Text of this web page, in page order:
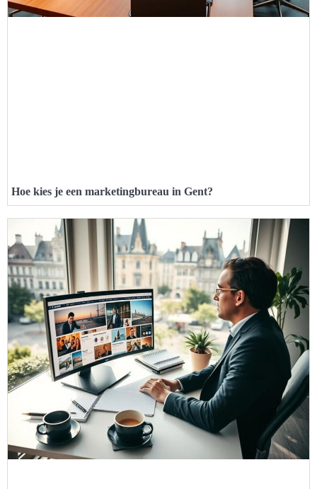
Hoe kies je een marketingbureau in Gent?